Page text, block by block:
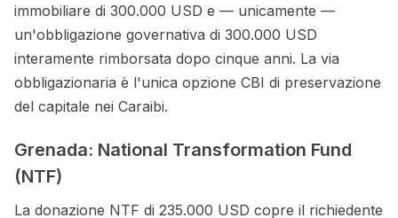
immobiliare di 300.000 USD e — unicamente —
un'obbligazione governativa di 300.000 USD
interamente rimborsata dopo cinque anni. La via
obbligazionaria è l'unica opzione CBI di preservazione
del capitale nei Caraibi.
Grenada: National Transformation Fund
(NTF)
La donazione NTF di 235.000 USD copre il richiedente